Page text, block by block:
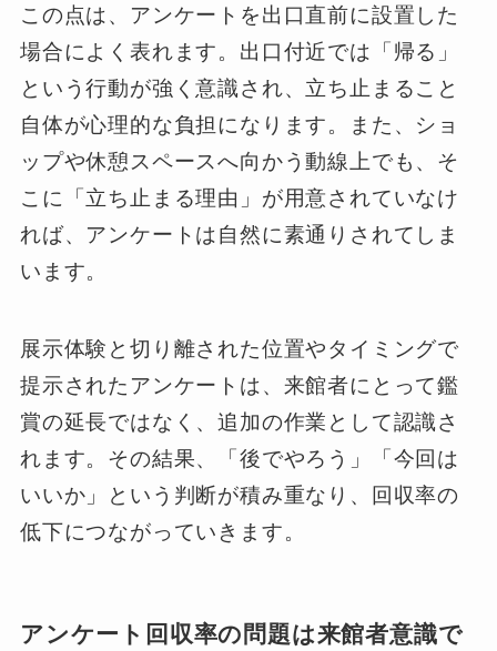
この点は、アンケートを出口直前に設置した
場合によく表れます。出口付近では「帰る」
という行動が強く意識され、立ち止まること
自体が心理的な負担になります。また、ショ
ップや休憩スペースへ向かう動線上でも、そ
こに「立ち止まる理由」が用意されていなけ
れば、アンケートは自然に素通りされてしま
います。
展示体験と切り離された位置やタイミングで
提示されたアンケートは、来館者にとって鑑
賞の延長ではなく、追加の作業として認識さ
れます。その結果、「後でやろう」「今回は
いいか」という判断が積み重なり、回収率の
低下につながっていきます。
アンケート回収率の問題は来館者意識で